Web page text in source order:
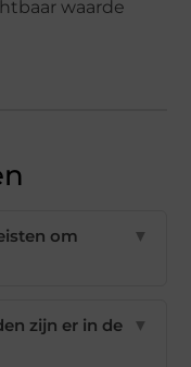
waarde
om
▼
zijn er in de
▼